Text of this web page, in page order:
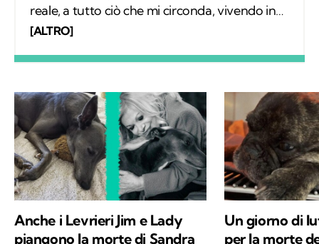
reale, a tutto ciò che mi circonda, vivendo in
simbiosi con il mondo esterno. La natura fa
giorno di fortificare il mio interesse su ciò che
potremmo creare e cambiare nei confronti
del nostro Pianeta, un luogo in cui noi siamo
solo di passaggio.
[ALTRO]
Anche i Levrieri Jim e Lady
piangono la morte di Sandra
Un giorno di
per la morte